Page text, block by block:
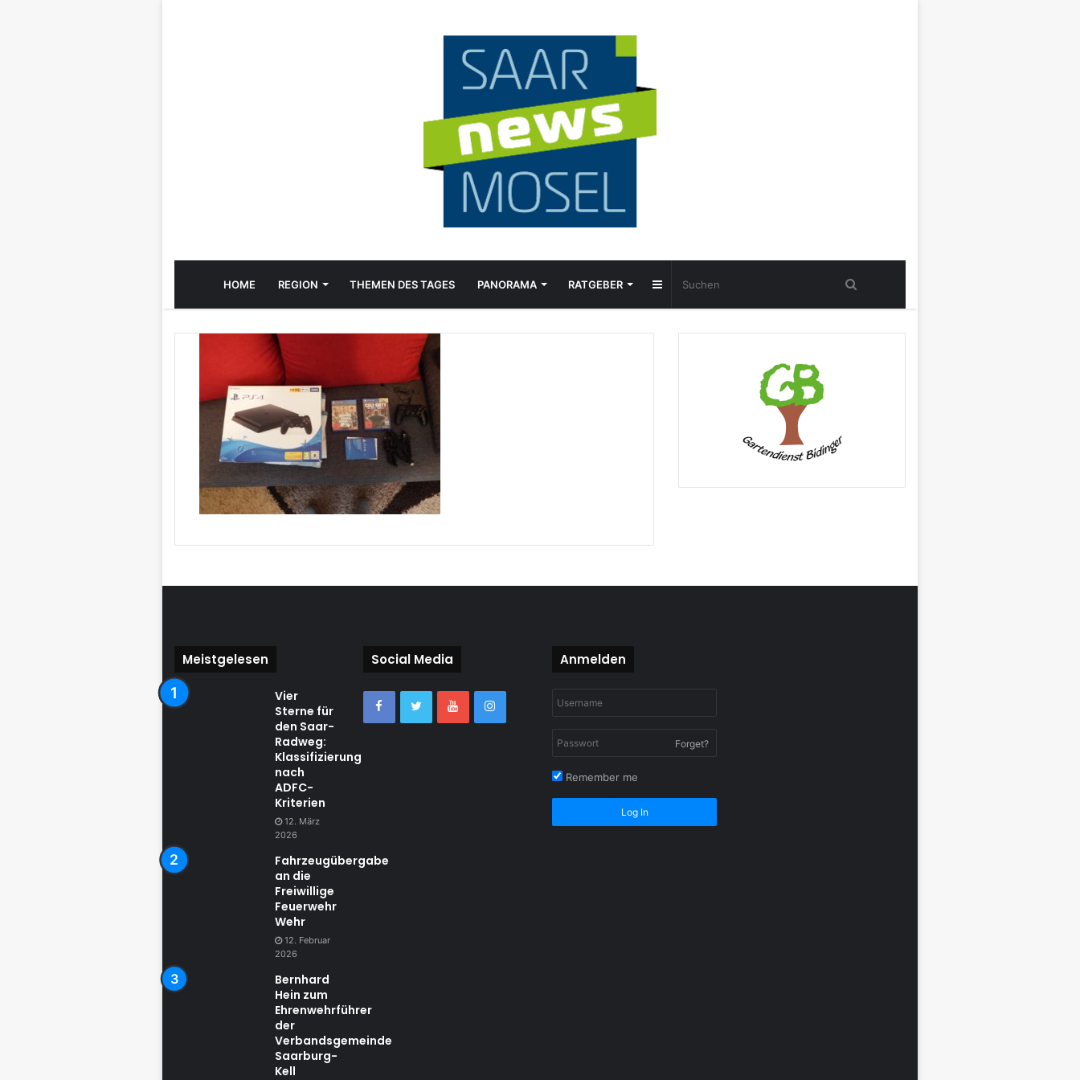
HOME REGION THEMEN DES TAGES PANORAMA RATGEBER Sidebar
Meistgelesen
Vier
Sterne für
den Saar-
Radweg:
Klassifizierung
nach
ADFC-
Kriterien
12. März
2026
Fahrzeugübergabe
an die
Freiwillige
Feuerwehr
Wehr
12. Februar
2026
Bernhard
Hein zum
Ehrenwehrführer
der
Verbandsgemeinde
Saarburg-
Kell
Social Media Anmelden
Forget?
Remember me
Log In